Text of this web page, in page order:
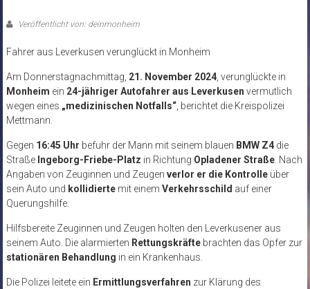
Veröffentlicht von: deinmonheim
Fahrer aus Leverkusen verunglückt in Monheim
Am Donnerstagnachmittag, 21. November 2024, verunglückte in
Monheim ein 24-jähriger Autofahrer aus Leverkusen vermutlich
wegen eines „medizinischen Notfalls“, berichtet die Kreispolizei
Mettmann.
Gegen 16:45 Uhr befuhr der Mann mit seinem blauen BMW Z4die
Straße Ingeborg-Friebe-Platz in Richtung Opladener Straße. Nach
Angaben von Zeuginnen und Zeugen verlor er die Kontrolleüber
sein Auto und kollidiertemit einem Verkehrsschild auf einer
Querungshilfe.
Hilfsbereite Zeuginnen und Zeugen holten den Leverkusener aus
seinem Auto. Die alarmierten Rettungskräftebrachten das Opfer zur
stationären Behandlung in ein Krankenhaus.
Die Polizei leitete ein Ermittlungsverfahren zur Klärung des